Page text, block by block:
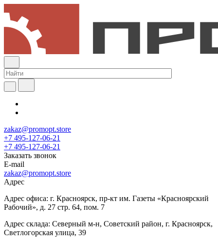
zakaz@promopt.store
+7 495-127-06-21
+7 495-127-06-21
Заказать звонок
E-mail
zakaz@promopt.store
Адрес
Адрес офиса: г. Красноярск, пр-кт им. Газеты «Красноярский
Рабочий», д. 27 стр. 64, пом. 7
Адрес склада: Северный м-н, Советский район, г. Красноярск,
Светлогорская улица, 39